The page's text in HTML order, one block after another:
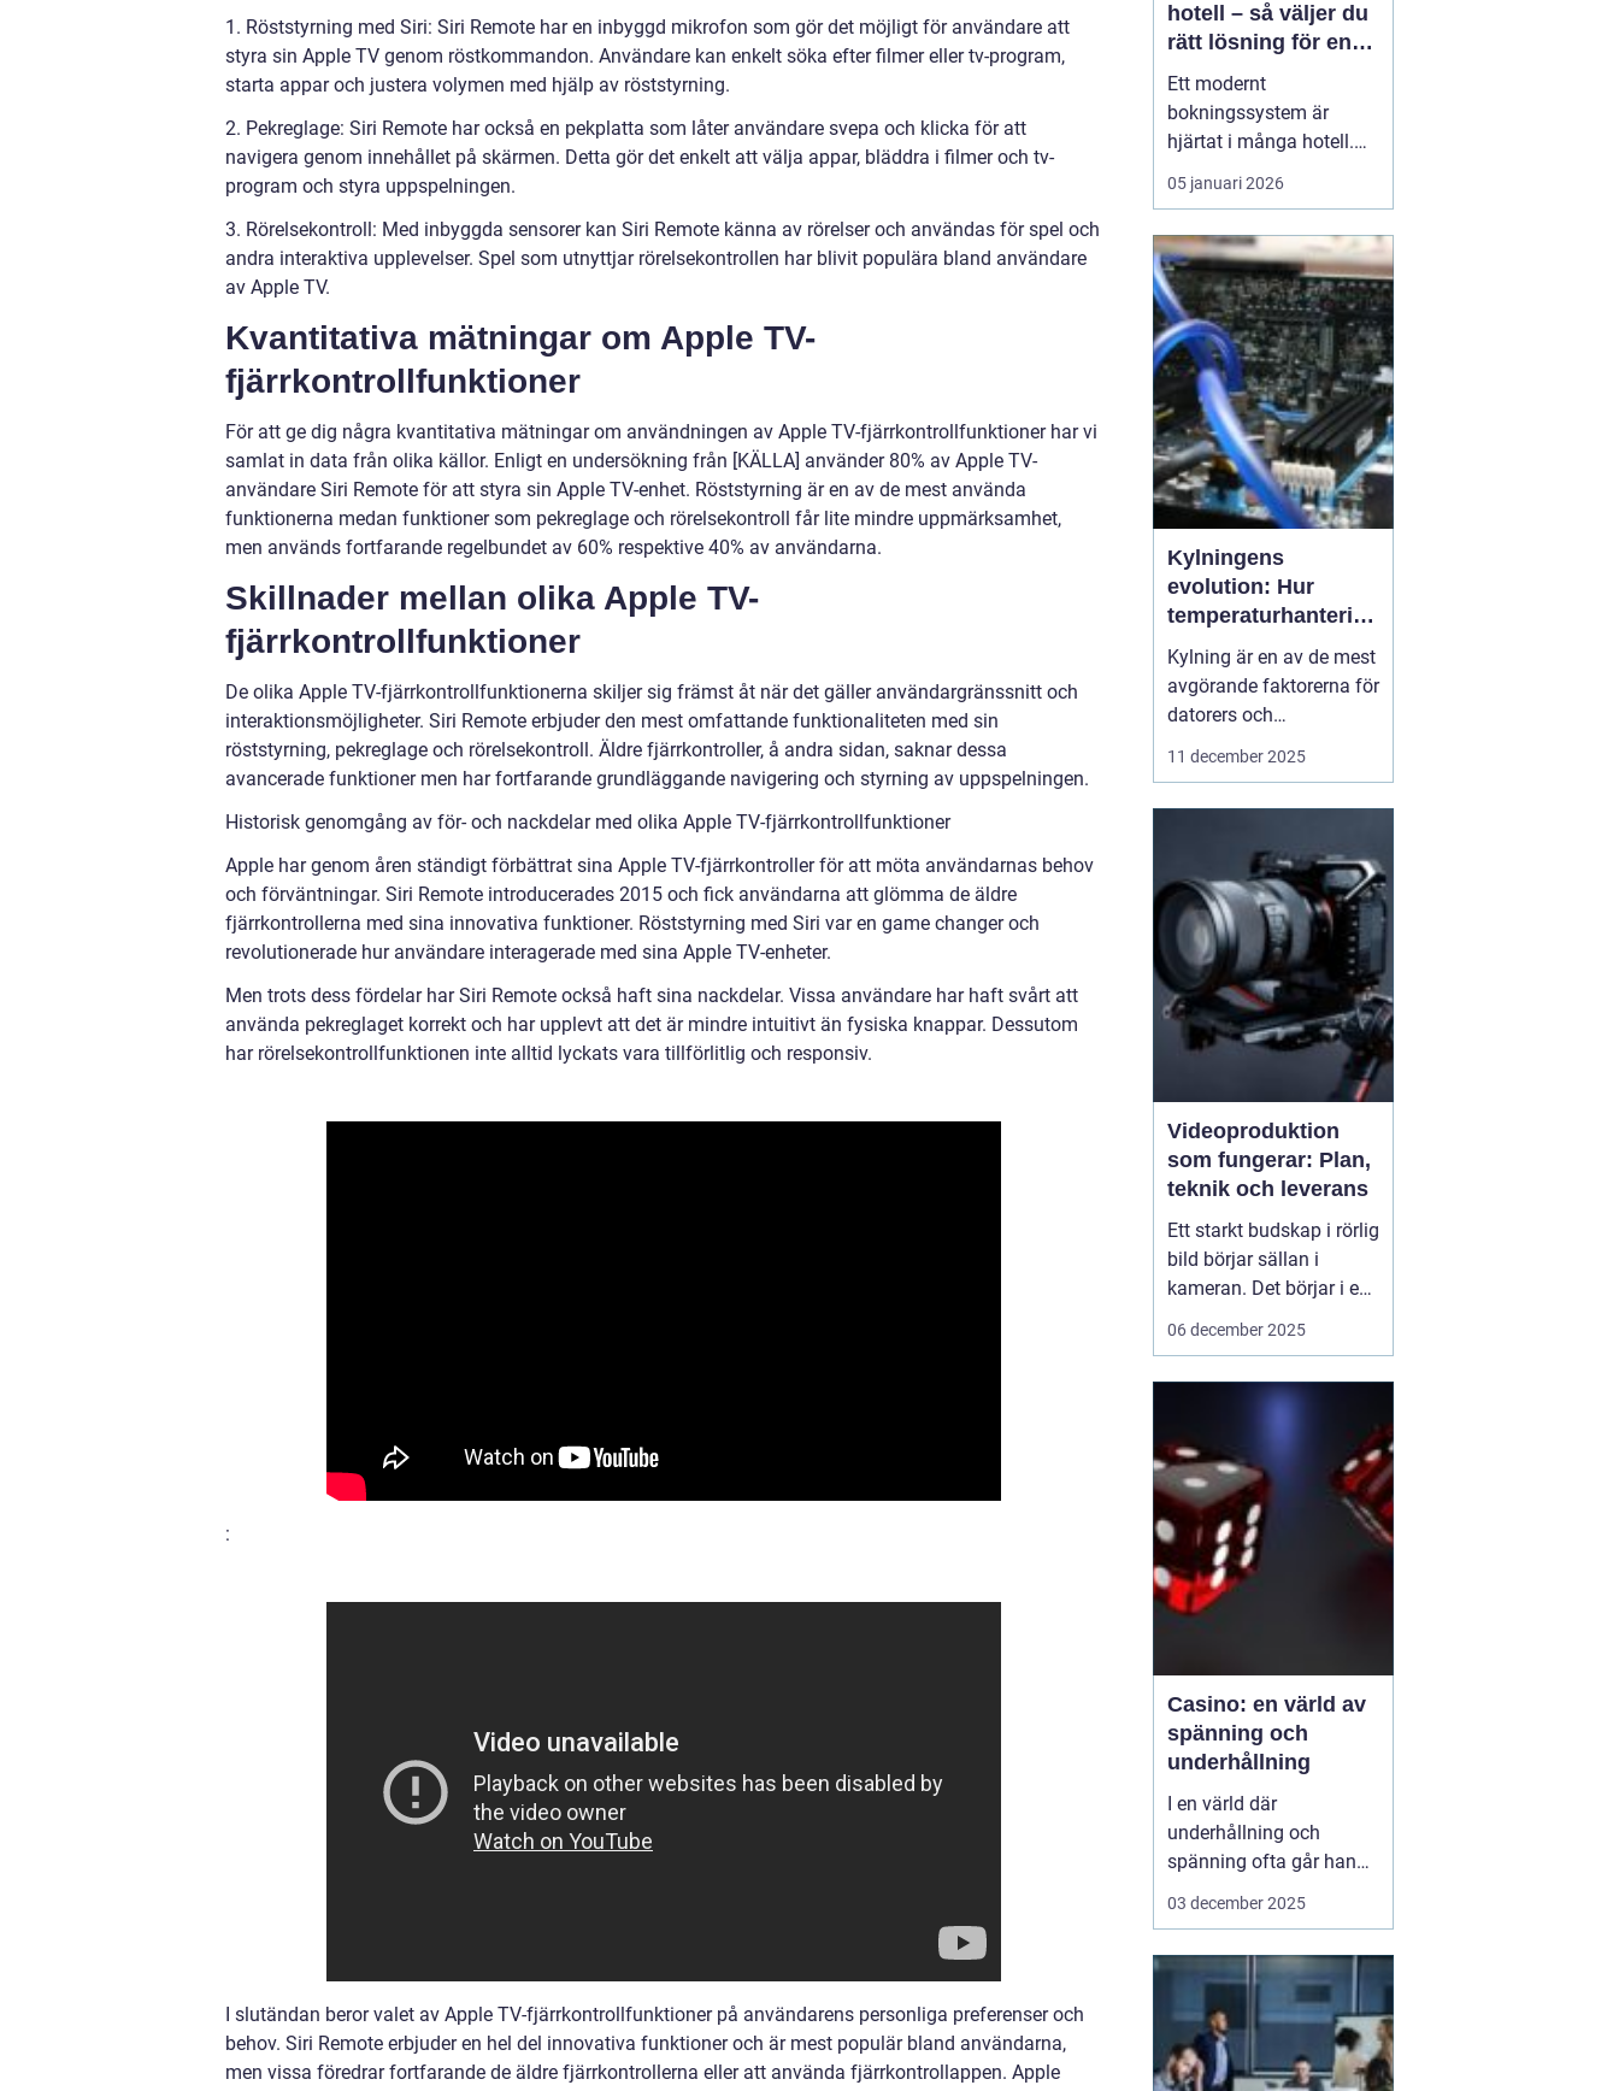
1. Röststyrning med Siri: Siri Remote har en inbyggd mikrofon som gör det möjligt för användare att
styra sin Apple TV genom röstkommandon. Användare kan enkelt söka efter filmer eller tv-program,
starta appar och justera volymen med hjälp av röststyrning.
2. Pekreglage: Siri Remote har också en pekplatta som låter användare svepa och klicka för att
navigera genom innehållet på skärmen. Detta gör det enkelt att välja appar, bläddra i filmer och tv-
program och styra uppspelningen.
3. Rörelsekontroll: Med inbyggda sensorer kan Siri Remote känna av rörelser och användas för spel och
andra interaktiva upplevelser. Spel som utnyttjar rörelsekontrollen har blivit populära bland användare
av Apple TV.
Kvantitativa mätningar om Apple TV-
fjärrkontrollfunktioner
För att ge dig några kvantitativa mätningar om användningen av Apple TV-fjärrkontrollfunktioner har vi
samlat in data från olika källor. Enligt en undersökning från [KÄLLA] använder 80% av Apple TV-
användare Siri Remote för att styra sin Apple TV-enhet. Röststyrning är en av de mest använda
funktionerna medan funktioner som pekreglage och rörelsekontroll får lite mindre uppmärksamhet,
men används fortfarande regelbundet av 60% respektive 40% av användarna.
Skillnader mellan olika Apple TV-
fjärrkontrollfunktioner
De olika Apple TV-fjärrkontrollfunktionerna skiljer sig främst åt när det gäller användargränssnitt och
interaktionsmöjligheter. Siri Remote erbjuder den mest omfattande funktionaliteten med sin
röststyrning, pekreglage och rörelsekontroll. Äldre fjärrkontroller, å andra sidan, saknar dessa
avancerade funktioner men har fortfarande grundläggande navigering och styrning av uppspelningen.
Historisk genomgång av för- och nackdelar med olika Apple TV-fjärrkontrollfunktioner
Apple har genom åren ständigt förbättrat sina Apple TV-fjärrkontroller för att möta användarnas behov
och förväntningar. Siri Remote introducerades 2015 och fick användarna att glömma de äldre
fjärrkontrollerna med sina innovativa funktioner. Röststyrning med Siri var en game changer och
revolutionerade hur användare interagerade med sina Apple TV-enheter.
Men trots dess fördelar har Siri Remote också haft sina nackdelar. Vissa användare har haft svårt att
använda pekreglaget korrekt och har upplevt att det är mindre intuitivt än fysiska knappar. Dessutom
har rörelsekontrollfunktionen inte alltid lyckats vara tillförlitlig och responsiv.
:
I slutändan beror valet av Apple TV-fjärrkontrollfunktioner på användarens personliga preferenser och
behov. Siri Remote erbjuder en hel del innovativa funktioner och är mest populär bland användarna,
men vissa föredrar fortfarande de äldre fjärrkontrollerna eller att använda fjärrkontrollappen. Apple
hotell – så väljer du
rätt lösning för en
modern
hotellvardag
Ett modernt
bokningssystem är
hjärtat i många hotell.
När gäster förväntar sig
snabba svar, enkla
in- och utcheckningar
behöver hotellen ett
digitalt stöd som håller
samma te...
05 januari 2026
Kylningens
evolution: Hur
temperaturhantering
formar prestanda
och design
Kylning är en av de mest
avgörande faktorerna för
datorers och
elektronikkomponenters
bara livslängden på
processorer och
grafikkort...
11 december 2025
Videoproduktion
som fungerar: Plan,
teknik och leverans
Ett starkt budskap i rörlig
bild börjar sällan i
kameran. Det börjar i en
tydlig plan. När företag
handlar det om att knyta
teknik och distribution.
D&ari...
06 december 2025
Casino: en värld av
spänning och
underhållning
I en värld där
underhållning och
spänning ofta går hand i
hand, framstår casinon
kombineras för att
skapa oförglömliga
upplevelser. Från de
glitt...
03 december 2025